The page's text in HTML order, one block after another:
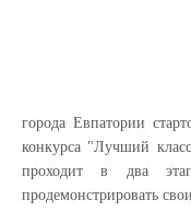
города Евпатории
конкурса "Лучший
проходит в два
продемонстрировать